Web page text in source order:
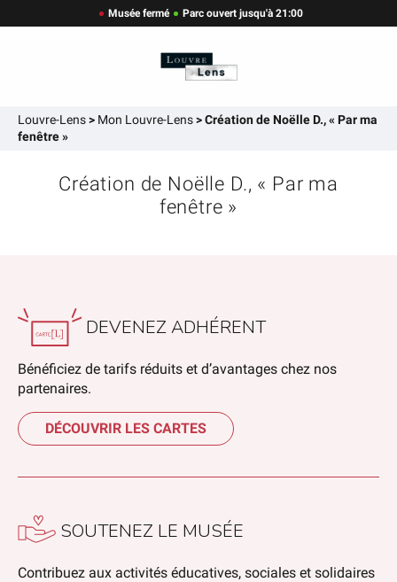
Musée fermé Parc ouvert jusqu'à 21:00
Louvre-Lens> Mon Louvre-Lens>Création de Noëlle D., « Par ma
fenêtre »
Création de Noëlle D., « Par ma
fenêtre »
DEVENEZ ADHÉRENT
Bénéficiez de tarifs réduits et d’avantages chez nos
partenaires.
DÉCOUVRIR LES CARTES
SOUTENEZ LE MUSÉE
Contribuez aux activités éducatives, sociales et solidaires